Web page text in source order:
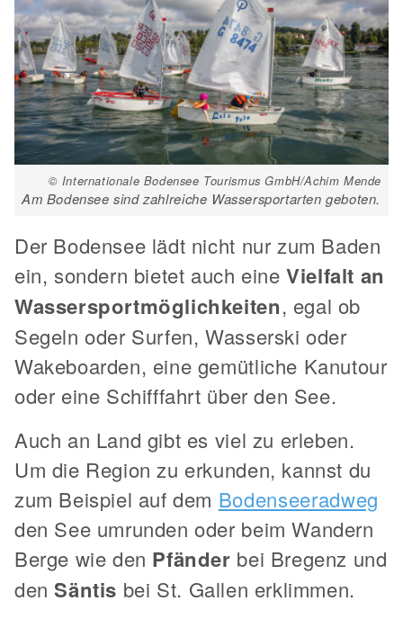
© Internationale Bodensee Tourismus GmbH/Achim Mende
Am Bodensee sind zahlreiche Wassersportarten geboten.
Der Bodensee lädt nicht nur zum Baden
ein, sondern bietet auch eineVielfalt an
Wassersportmöglichkeiten, egal ob
Segeln oder Surfen, Wasserski oder
Wakeboarden, eine gemütliche Kanutour
oder eine Schifffahrt über den See.
Auch an Land gibt es viel zu erleben.
Um die Region zu erkunden, kannst du
zum Beispiel auf dem Bodenseeradweg
den See umrunden oder beim Wandern
Berge wie den Pfänder bei Bregenz und
den Säntis bei St. Gallen erklimmen.